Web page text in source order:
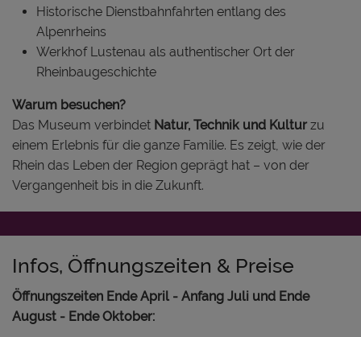
Historische Dienstbahnfahrten entlang des
Alpenrheins
Werkhof Lustenau als authentischer Ort der
Rheinbaugeschichte
Warum besuchen?
Das Museum verbindet Natur, Technik und Kultur zu
einem Erlebnis für die ganze Familie. Es zeigt, wie der
Rhein das Leben der Region geprägt hat – von der
Vergangenheit bis in die Zukunft.
Infos, Öffnungszeiten & Preise
Öffnungszeiten Ende April - Anfang Juli und Ende
August - Ende Oktober: